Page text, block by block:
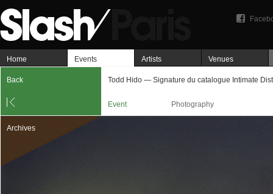
Home Events Artists Venues
Back Todd Hido — Signature du catalogue Intimate
Event Photography
Archives